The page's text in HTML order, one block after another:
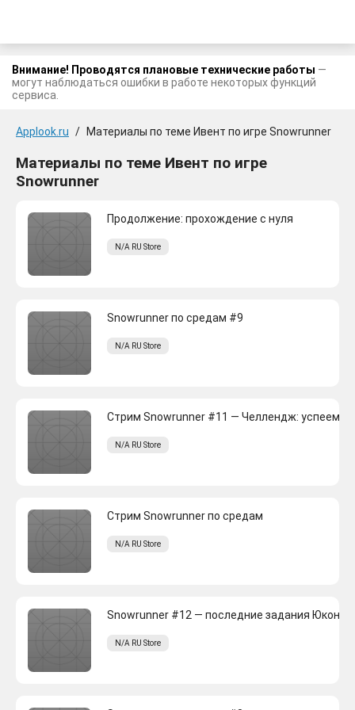
Внимание! Проводятся плановые технические работы —
могут наблюдаться ошибки в работе некоторых функций
сервиса.
Applook.ru / Материалы по теме Ивент по игре Snowrunner
Материалы по теме Ивент по игре
Snowrunner
Продолжение: прохождение с нуля
N/A RU Store
Snowrunner по средам #9
N/A RU Store
Стрим Snowrunner #11 — Челлендж: успеем
N/A RU Store
Стрим Snowrunner по средам
N/A RU Store
Snowrunner #12 — последние задания
N/A RU Store